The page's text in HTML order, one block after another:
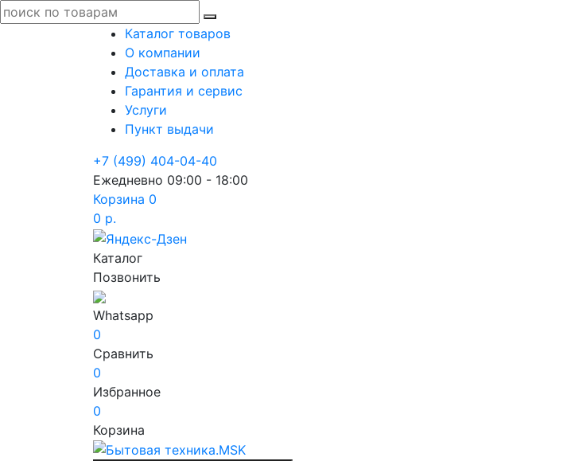
Каталог товаров
О компании
Доставка и оплата
Гарантия и сервис
Услуги
Пункт выдачи
+7 (499) 404-04-40
Ежедневно 09:00 - 18:00
Корзина 0
0 р.
Каталог
Позвонить
Whatsapp
0
Сравнить
0
Избранное
0
Корзина